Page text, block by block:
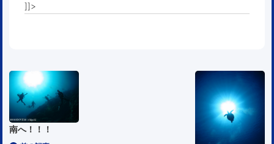
]]>
南へ！！！